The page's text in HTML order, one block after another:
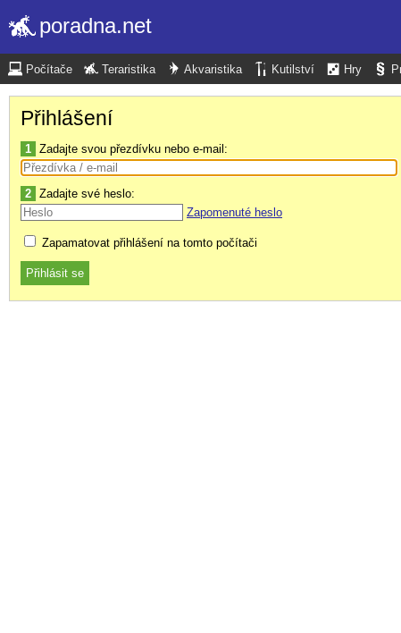
poradna.net
Počítače Teraristika Akvaristika Kutilství Hry
Přihlášení
1 Zadajte svou přezdívku nebo e-mail:
2 Zadajte své heslo:
Zapomenuté heslo
Zapamatovat přihlášení na tomto počítači